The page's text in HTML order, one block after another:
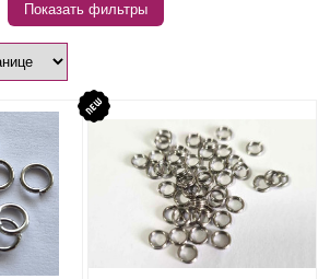
Показать фильтры